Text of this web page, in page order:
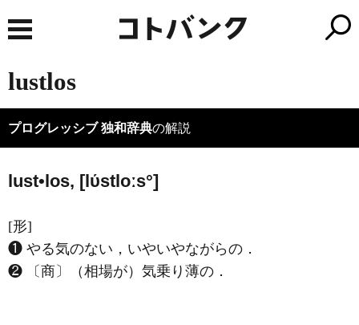
lustlos
プログレッシブ 独和辞典の解説
lust•los, [lύstloːs°]
[形]
❶ やる気のない，いやいやながらの．
❷ 〔商〕（相場が）気乗り薄の．